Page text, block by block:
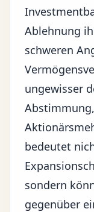
Ablehnung
schweren
ungewisser
bedeutet
sondern
gegenüber